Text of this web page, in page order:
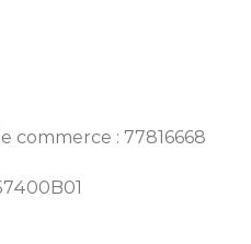
commerce : 77816668